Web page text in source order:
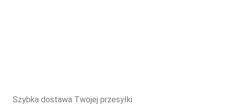
Szybka dostawa Twojej przesyłki